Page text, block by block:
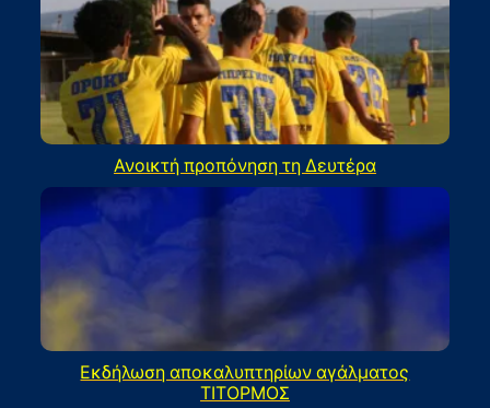
Ανοικτή προπόνηση τη Δευτέρα
Εκδήλωση αποκαλυπτηρίων αγάλματος
ΤΙΤΟΡΜΟΣ